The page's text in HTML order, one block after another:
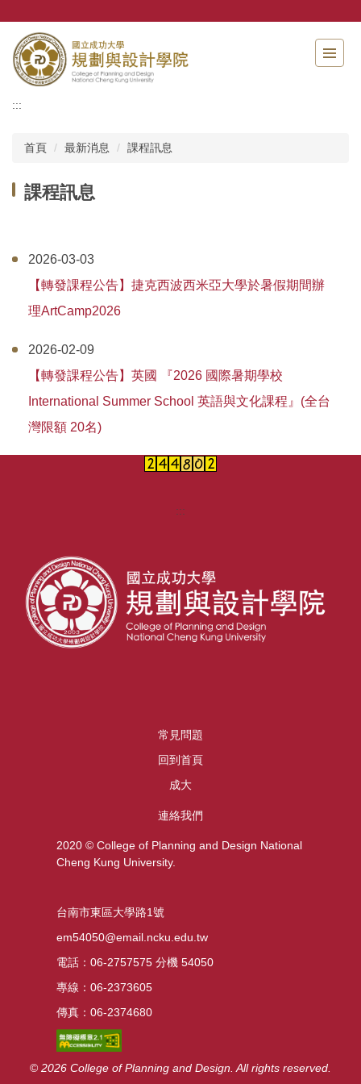
主
要
內
區
:::
首頁 最新消息 課程訊息
課程訊息
2026-03-03
【轉發課程公告】捷克西波西米亞大學於暑假期間辦
理ArtCamp2026
2026-02-09
【轉發課程公告】英國 『2026 國際暑期學校
International Summer School 英語與文化課程』(全台
灣限額 20名)
:::
常見問題
回到首頁
成大
連絡我們
2020 © College of Planning and Design National
Cheng Kung University.
台南市東區大學路1號
em54050@email.ncku.edu.tw
電話：06-2757575 分機 54050
專線：06-2373605
傳真：06-2374680
© 2026 College of Planning and Design. All rights reserved.